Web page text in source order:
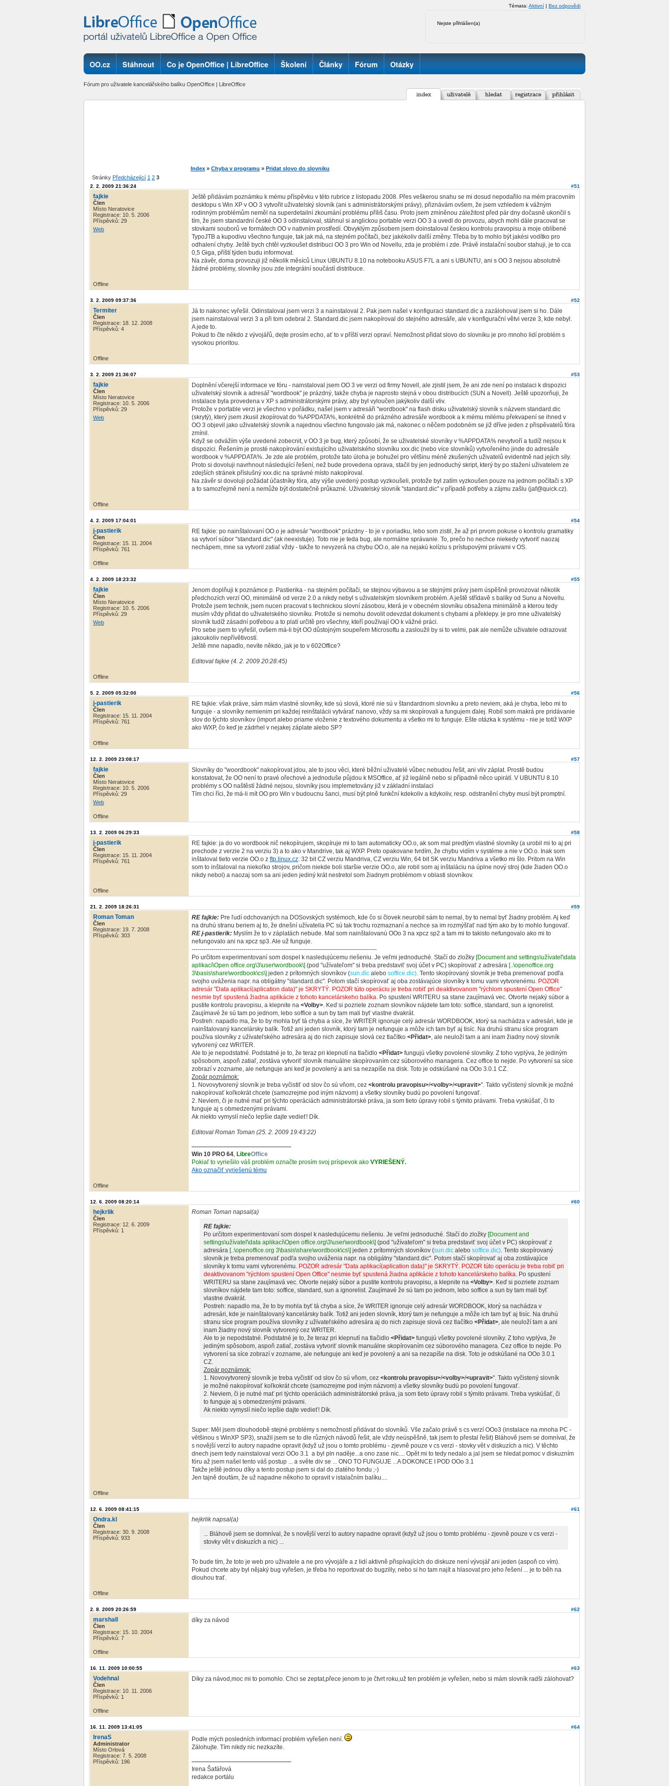
Nejste přihlášen(a)
Témata: Aktivní | Bez odpovědi
OO.cz Stáhnout Co je OpenOffice | LibreOffice Školení Články Fórum Otázky
Fórum pro uživatele kancelářského balíku OpenOffice | LibreOffice
Index » Chyba v programu » Pridat slovo do slovniku
Stránky Předcházející 1 2 3
#51
2. 2. 2009 21:36:24
fajkie
Člen
Místo Neratovice
Registrace: 10. 5. 2006
Příspěvků: 29
Web
Ještě přidávám poznámku k mému příspěvku v této rubrice z listopadu 2008. Přes veškerou snahu se mi dosud nepodařilo na mém pracovním
desktopu s Win XP v OO 3 vytvořit uživatelský slovník (ani s administrátorskými právy), přiznávám ovšem, že jsem vzhledem k vážným
rodinným problémům neměl na superdetailní zkoumání problému příliš času. Proto jsem zmíněnou záležitost před pár dny dočasně ukončil s
tím, že jsem standardní české OO 3 odinstaloval, stáhnul si anglickou portable verzi OO 3 a uvedl do provozu, abych mohl dále pracovat se
stovkami souborů ve formátech OO v nativním prostředí. Obvyklým způsobem jsem doinstaloval českou kontrolu pravopisu a moje oblíbené
TypoJTB a kupodivu všechno funguje, tak jak má, na stejném počítači, bez jakékoliv další změny. Třeba by to mohlo být jakési vodítko pro
odhalení chyby. Ještě bych chtěl vyzkoušet distribuci OO 3 pro Win od Novellu, zda je problém i zde. Právě instalační soubor stahuji, je to cca
0,5 Giga, příští týden budu informovat.
Na závěr, doma provozuji již několik měsíců Linux UBUNTU 8.10 na notebooku ASUS F7L a ani s UBUNTU, ani s OO 3 nejsou absolutně
žádné problémy, slovníky jsou zde integrální součástí distribuce.
Offline
#52
3. 2. 2009 09:37:36
Termiter
Člen
Registrace: 18. 12. 2008
Příspěvků: 4
Já to nakonec vyřešil. Odinstaloval jsem verzi 3 a nainstaloval 2. Pak jsem našel v konfiguraci standard.dic a zazálohoval jsem si ho. Dále
jsem nainstaloval verzi 3 a při tom odebral 2. Standard.dic jsem nakopíroval do stejného adresáře, ale v konfigurační větvi verze 3, kde nebyl.
A jede to.
Pokud to čte někdo z vývojářů, dejte prosím echo, ať to v příští verzi opraví. Nemožnost přidat slovo do slovníku je pro mnoho lidí problém s
vysokou prioritou.
Offline
#53
3. 2. 2009 21:36:07
fajkie
Člen
Místo Neratovice
Registrace: 10. 5. 2006
Příspěvků: 29
Web
Doplnění včerejší informace ve fóru - nainstaloval jsem OO 3 ve verzi od firmy Novell, ale zjistil jsem, že ani zde není po instalaci k dispozici
uživatelský slovník a adresář "wordbook" je prázdný, takže chyba je naprosto stejná v obou distribucích (SUN a Novell). Ještě upozorňuji, že
instalace byla provedena v XP s administrátorskými právy, aby byl vyloučen jakýkoliv další vliv.
Protože v portable verzi je všechno v pořádku, našel jsem v adresáři "wordbook" na flash disku uživatelský slovník s názvem standard.dic
(skrytý), který jsem zkusil zkopírovat do %APPDATA%, konkrétně do prázného adresáře wordbook a k mému milému překvapení se ihned v
OO 3 objevil jako uživatelský slovník a najednou všechno fungovalo jak má, nakonec o něčem podobném se již dříve jeden z přispěvatelů fóra
zmínil.
Když se odvážím výše uvedené zobecnit, v OO 3 je bug, který způsobí, že se uživatelské slovníky v %APPDATA% nevytvoří a tudíž nejsou k
dispozici. Řešením je prosté nakopírování existujícího uživatelského slovníku xxx.dic (nebo více slovníků) vytvořeného jinde do adresáře
wordbook v %APPDATA%. Je zde ale problém, protože tato úloha je bohužel pro většinu méně zkušených uživatelů evidentně nad jejich síly.
Proto si dovoluji navrhnout následující řešení, než bude provedena oprava, stačil by jen jednoduchý skript, který by po stažení uživatelem ze
zdejších stránek příslušný xxx.dic na správné místo nakopíroval.
Na závěr si dovoluji požádat účastníky fóra, aby výše uvedený postup vyzkoušeli, protože byl zatím vyzkoušen pouze na jednom počítači s XP
a to samozřejmě není a nemůže být dostatečně průkazné. Uživatelský slovník "standard.dic" v případě potřeby a zájmu zašlu (jaf@quick.cz).
Offline
#54
4. 2. 2009 17:04:01
j-pastierik
Člen
Registrace: 15. 11. 2004
Příspěvků: 761
RE fajkie: po nainštalovaní OO.o je adresár "wordbook" prázdny - to je v poriadku, lebo som zistil, že až pri prvom pokuse o kontrolu gramatiky
sa vytvorí súbor "standard.dic" (ak neexistuje). Toto nie je teda bug, ale normálne správanie. To, prečo ho nechce niekedy vytvoriť naozaj
nechápem, mne sa vytvoril zatiaľ vždy - takže to nevyzerá na chybu OO.o, ale na nejakú kolíziu s prístupovými právami v OS.
Offline
#55
4. 2. 2009 18:23:32
fajkie
Člen
Místo Neratovice
Registrace: 10. 5. 2006
Příspěvků: 29
Web
Jenom doplňuji k poznámce p. Pastierika - na stejném počítači, se stejnou výbavou a se stejnými právy jsem úspěšně provozoval několik
předchozích verzí OO, minimálně od verze 2.0 a nikdy nebyl s uživatelským slovníkem problém. A ještě střídavě s balíky od Sunu a Novellu.
Protože jsem technik, jsem nucen pracovat s technickou slovní zásobou, která je v obecném slovníku obsažena minimálně a kterou tedy
musím vždy přidat do uživatelského slovníku. Protože si nemohu dovolit odevzdat dokument s chybami a překlepy. je pro mne uživatelský
slovník tudíž zásadní potřebou a to platí určitě pro všechny, kteří používají OO k vážné práci.
Pro sebe jsem to vyřešil, ovšem má-li být OO důstojným soupeřem Microsoftu a zasloužil by si to velmi, pak ale nemůže uživatele odrazovat
jakoukoliv nepřívětivostí.
Ještě mne napadlo, nevíte někdo, jak je to v 602Office?
Editoval fajkie (4. 2. 2009 20:28:45)
Offline
#56
5. 2. 2009 05:32:00
j-pastierik
Člen
Registrace: 15. 11. 2004
Příspěvků: 761
RE fajkie: však práve, sám mám vlastné slovníky, kde sú slová, ktoré nie sú v štandardnom slovníku a preto neviem, aká je chyba, lebo mi to
funguje - a slovníky nemienim pri každej reinštalácii vytvárať nanovo, vždy sa mi skopírovali a fungujem ďalej. Robil som makrá pre pridávanie
slov do týchto slovníkov (import alebo priame vloženie z textového dokumentu a všetko mi to funguje. Ešte otázka k systému - nie je totiž WXP
ako WXP, čo keď je zádrhel v nejakej záplate alebo SP?
Offline
#57
12. 2. 2009 23:08:17
fajkie
Člen
Místo Neratovice
Registrace: 10. 5. 2006
Příspěvků: 29
Web
Slovníky do "woordbook" nakopírovat jdou, ale to jsou věci, které běžní uživatelé vůbec nebudou řešit, ani vliv záplat. Prostě budou
konstatovat, že OO není to pravé ořechové a jednoduše půjdou k MSOffice, ať již legálně nebo si případně něco upirátí. V UBUNTU 8.10
problémy s OO naštěstí žádné nejsou, slovníky jsou implemetovány již v základní instalaci
Tím chci říci, že má-li mít OO pro Win v budoucnu šanci, musí být plně funkční kdekoliv a kdykoliv, resp. odstranění chyby musí být promptní.
Offline
#58
13. 2. 2009 06:29:33
j-pastierik
Člen
Registrace: 15. 11. 2004
Příspěvků: 761
RE fajkie: ja do vo wordbook nič nekopírujem, skopíruje mi to tam automaticky OO.o, ak som mal predtým vlastné slovníky (a urobil mi to aj pri
prechode z verzie 2 na verziu 3) a to ako v Mandrive, tak aj WXP. Preto opakovane tvrdím, že chybu vidím v systéme a nie v OO.o. Inak som
inštaloval tieto verzie OO.o z ftp.linux.cz: 32 bit CZ verziu Mandriva, CZ verziu Win, 64 bit SK verziu Mandriva a všetko mi šlo. Pritom na Win
som to inštaloval na niekoľko strojov, pričom niekde boli staršie verzie OO.o, ale robil som aj inštaláciu na úplne nový stroj (kde žiaden OO.o
nikdy nebol) a naozaj som sa ani jeden jediný krát nestretol som žiadnym problémom v oblasti slovníkov.
Offline
#59
21. 2. 2009 18:26:31
Roman Toman
Člen
Registrace: 19. 7. 2008
Příspěvků: 303
RE fajkie: Pre ľudí odchovaných na DOSovských systémoch, kde čo si človek neurobil sám to nemal, by to nemal byť žiadny problém. Aj keď
na druhú stranu beriem aj to, že dnešní užívatelia PC sú tak trochu rozmaznaní a nechce sa im rozmýšľať nad tým ako by to mohlo fungovať.
RE j-pastierik: Myslím že to v záplatách nebude. Mal som nainštalovanú OOo 3 na xpcz sp2 a tam mi to takisto nefungovalo ako mi to
nefungovalo ani na xpcz sp3. Ale už funguje.
---------------------------------------------------------------------------------------------
Po určitom experimentovaní som dospel k nasledujúcemu riešeniu. Je veľmi jednoduché. Stačí do zložky [Document and settings\užívateľ\data
aplikací\Open office.org\3\user\wordbook\] (pod "užívateľom" si treba predstaviť svoj účet v PC) skopírovať z adresára [..\openoffice.org
3\basis\share\wordbook\cs\] jeden z prítomných slovníkov (sun.dic alebo soffice.dic). Tento skopírovaný slovník je treba premenovať podľa
svojho uváženia napr. na obligátny "standard.dic". Potom stačí skopírovať aj oba zostávajúce slovníky k tomu vami vytvorenému. POZOR
adresár "Data aplikací(aplication data)" je SKRYTÝ. POZOR túto operáciu je treba robiť pri deaktivovanom "rýchlom spustení Open Office"
nesmie byť spustená žiadna aplikácie z tohoto kancelárskeho balíka. Po spustení WRITERU sa stane zaujímavá vec. Otvorte nejaký súbor a
pustite kontrolu pravopisu, a klepnite na <Volby>. Keď si pozriete zoznam slovníkov nájdete tam toto: soffice, standard, sun a ignorelist.
Zaujímavé že sú tam po jednom, lebo soffice a sun by tam mali byť vlastne dvakrát.
Postreh: napadlo ma, že to by mohla byť tá chyba a síce, že WRITER ignoruje celý adresár WORDBOOK, ktorý sa nachádza v adresári, kde je
nainštalovaný kancelársky balík. Totiž ani jeden slovník, ktorý tam je nefunguje a môže ich tam byť aj tisíc. Na druhú stranu síce program
používa slovníky z užívateľského adresára aj do nich zapisuje slová cez tlačítko <Přidat>, ale neuloží tam a ani inam žiadny nový slovník
vytvorený cez WRITER.
Ale to je nepodstatné. Podstatné je to, že teraz pri klepnutí na tlačidlo <Přidat> fungujú všetky povolené slovníky. Z toho vyplýva, že jediným
spôsobom, aspoň zatiaľ, zostáva vytvoriť slovník manuálne skopírovaním cez súborového managera. Cez office to nejde. Po vytvorení sa síce
zobrazí v zozname, ale nefunguje ani keď je povolený a ani sa nezapíše na disk. Toto je odskúšané na OOo 3.0.1 CZ.
Zopár poznámok:
1. Novovytvorený slovník je treba vyčistiť od slov čo sú vňom, cez <kontrolu pravopisu>/<volby>/<upravit>". Takto vyčistený slovník je možné
nakopírovať koľkokrát chcete (samozrejme pod iným názvom) a všetky slovníky budú po povolení fungovať.
2. Neviem, či je nutné mať pri týchto operáciách administrátorské práva, ja som tieto úpravy robil s týmito právami. Treba vyskúšať, či to
funguje aj s obmedzenými právami.
Ak niekto vymyslí niečo lepšie dajte vedieť! Dík.
Editoval Roman Toman (25. 2. 2009 19:43:22)
Win 10 PRO 64, LibreOffice
Pokiaľ to vyriešilo váš problém označte prosím svoj príspevok ako VYRIEŠENÝ.
Ako označiť vyriešenú tému
Offline
#60
12. 6. 2009 08:20:14
hejkrlik
Člen
Registrace: 12. 6. 2009
Příspěvků: 1
Roman Toman napsal(a)
RE fajkie:
Po určitom experimentovaní som dospel k nasledujúcemu riešeniu. Je veľmi jednoduché. Stačí do zložky [Document and
settings\užívateľ\data aplikací\Open office.org\3\user\wordbook\] (pod "užívateľom" si treba predstaviť svoj účet v PC) skopírovať z
adresára [..\openoffice.org 3\basis\share\wordbook\cs\] jeden z prítomných slovníkov (sun.dic alebo soffice.dic). Tento skopírovaný
slovník je treba premenovať podľa svojho uváženia napr. na obligátny "standard.dic". Potom stačí skopírovať aj oba zostávajúce
slovníky k tomu vami vytvorenému. POZOR adresár "Data aplikací(aplication data)" je SKRYTÝ. POZOR túto operáciu je treba robiť pri
deaktivovanom "rýchlom spustení Open Office" nesmie byť spustená žiadna aplikácie z tohoto kancelárskeho balíka. Po spustení
WRITERU sa stane zaujímavá vec. Otvorte nejaký súbor a pustite kontrolu pravopisu, a klepnite na <Volby>. Keď si pozriete zoznam
slovníkov nájdete tam toto: soffice, standard, sun a ignorelist. Zaujímavé že sú tam po jednom, lebo soffice a sun by tam mali byť
vlastne dvakrát.
Postreh: napadlo ma, že to by mohla byť tá chyba a síce, že WRITER ignoruje celý adresár WORDBOOK, ktorý sa nachádza v
adresári, kde je nainštalovaný kancelársky balík. Totiž ani jeden slovník, ktorý tam je nefunguje a môže ich tam byť aj tisíc. Na druhú
stranu síce program používa slovníky z užívateľského adresára aj do nich zapisuje slová cez tlačítko <Přidat>, ale neuloží tam a ani
inam žiadny nový slovník vytvorený cez WRITER.
Ale to je nepodstatné. Podstatné je to, že teraz pri klepnutí na tlačidlo <Přidat> fungujú všetky povolené slovníky. Z toho vyplýva, že
jediným spôsobom, aspoň zatiaľ, zostáva vytvoriť slovník manuálne skopírovaním cez súborového managera. Cez office to nejde. Po
vytvorení sa síce zobrazí v zozname, ale nefunguje ani keď je povolený a ani sa nezapíše na disk. Toto je odskúšané na OOo 3.0.1
CZ.
Zopár poznámok:
1. Novovytvorený slovník je treba vyčistiť od slov čo sú vňom, cez <kontrolu pravopisu>/<volby>/<upravit>". Takto vyčistený slovník
je možné nakopírovať koľkokrát chcete (samozrejme pod iným názvom) a všetky slovníky budú po povolení fungovať.
2. Neviem, či je nutné mať pri týchto operáciách administrátorské práva, ja som tieto úpravy robil s týmito právami. Treba vyskúšať, či
to funguje aj s obmedzenými právami.
Ak niekto vymyslí niečo lepšie dajte vedieť! Dík.
Super: Měl jsem dlouhodobě stejné problémy s nemožností přidávat do slovníků. Vše začalo právě s cs verzí OOo3 (instalace na mnoha PC -
většinou s WinXP SP3), snažil jsem se to dle různých návodů řešit, ale vždy neúspěšně, tak jsem to přestal řešit) Bláhově jsem se domníval, že
s novější verzí to autory napadne opravit (když už jsou o tomto problému - zjevně pouze v cs verzi - stovky vět v diskuzích a nic). V těchto
dnech jsem tedy nainstaloval verzi OOo 3.1 a byl pln naděje...a ono zase nic.... Opět mi to tedy nedalo a jal jsem se hledat pomoc v diskuzním
fóru až jsem našel tento váš postup ... a světe div se ... ONO TO FUNGUJE ...A DOKONCE I POD OOo 3.1
Takže ještě jednou díky a tento postup jsem si dal do zlatého fondu ;-)
Jen tajně doufám, že už napadne někoho to opravit v istalačním balíku....
Offline
#61
12. 6. 2009 08:41:15
Ondra.kl
Člen
Registrace: 30. 9. 2008
Příspěvků: 933
hejkrlik napsal(a)
... Bláhově jsem se domníval, že s novější verzí to autory napadne opravit (když už jsou o tomto problému - zjevně pouze v cs verzi -
stovky vět v diskuzích a nic) ...
To bude tím, že toto je web pro uživatele a ne pro vývojáře a z lidí aktivně přispívajících do diskuze není vývojář ani jeden (aspoň co vím).
Pokud chcete aby byl nějaký bug vyřešen, je třeba ho reportovat do bugzilly, nebo si ho tam najít a hlasovat pro jeho řešení ... je to běh na
dlouhou trať.
Offline
#62
2. 8. 2009 20:26:59
marshall
Člen
Registrace: 15. 10. 2004
Příspěvků: 7
díky za návod
Offline
#63
16. 11. 2009 10:00:55
Vodehnal
Člen
Registrace: 10. 11. 2006
Příspěvků: 1
Díky za návod,moc mi to pomohlo. Chci se zeptat,přece jenom to je čtvrt roku,už ten problém je vyřešen, nebo si mám slovník radši zálohovat?
Offline
#64
16. 11. 2009 13:41:05
IrenaS
Administrator
Místo Orlová
Registrace: 7. 5. 2008
Příspěvků: 196
Podle mých posledních informací problém vyřešen není.
Zálohujte. Tím nikdy nic nezkazíte.
Irena Šafářová
redakce portálu